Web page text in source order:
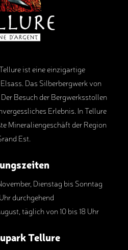
ist eine einzigartige
Das Silberbergwerk von
Besuch der Bergwerksstollen
Erlebnis. In Tellure
Mineraliengeschäft der Region
Est.
Dienstag bis Sonntag
Uhr durchgehend
täglich von 10 bis 18 Uhr
Tellure